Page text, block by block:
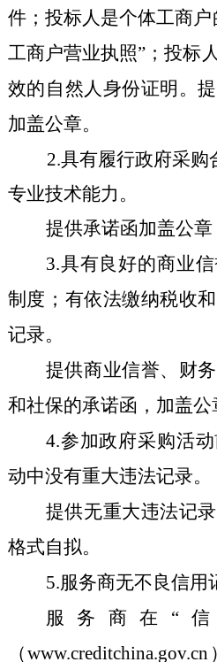
件；投标人是个体工商
工商户营业执照”；投标
效的自然人身份证明。
加盖公章。
2.具有履行政府采购
专业技术能力。
提供承诺函加盖公
3.具有良好的商业
制度 ；有依法缴纳税收
记录。
提供商业信誉、 财
和社保的承诺函， 加盖公
4.参加政府采购活
动中没有重大违法记录。
提供无重大违法记
格式自拟。
5.服务商无不良信用
服务商在 “
（